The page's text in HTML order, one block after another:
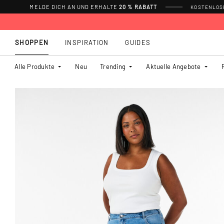
MELDE DICH AN UND ERHALTE20 % RABATT
SHOPPEN
Alle Produkte Neu Trending Aktuelle Angebote
INSPIRATION GUIDES